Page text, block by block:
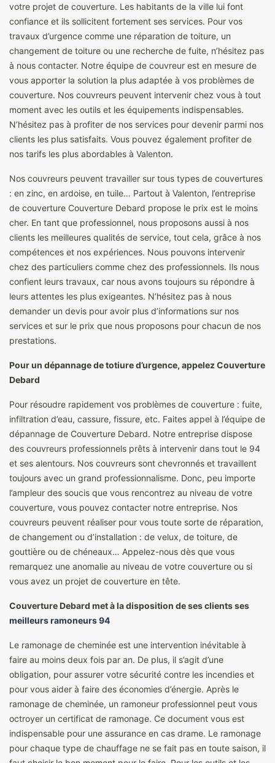
votre projet de couverture. Les habitants de la ville lui font
confiance et ils sollicitent fortement ses services. Pour vos
travaux d’urgence comme une réparation de toiture, un
changement de toiture ou une recherche de fuite, n’hésitez pas
à nous contacter. Notre équipe de couvreur est en mesure de
vous apporter la solution la plus adaptée à vos problèmes de
couverture. Nos couvreurs peuvent intervenir chez vous à tout
moment avec les outils et les équipements indispensables.
N’hésitez pas à profiter de nos services pour devenir parmi nos
clients les plus satisfaits. Vous pouvez également profiter de
nos tarifs les plus abordables à Valenton.
Nos couvreurs peuvent travailler sur tous types de couvertures
: en zinc, en ardoise, en tuile… Partout à Valenton, l’entreprise
de couverture Couverture Debard propose le prix est le moins
cher. En tant que professionnel, nous proposons aussi à nos
clients les meilleures qualités de service, tout cela, grâce à nos
compétences et nos expériences. Nous pouvons intervenir
chez des particuliers comme chez des professionnels. Ils nous
confient leurs travaux, car nous avons toujours su répondre à
leurs attentes les plus exigeantes. N’hésitez pas à nous
demander un devis pour avoir plus d’informations sur nos
services et sur le prix que nous proposons pour chacun de nos
prestations.
Pour un dépannage de totiure d’urgence, appelez Couverture
Debard
Pour résoudre rapidement vos problèmes de couverture : fuite,
infiltration d’eau, cassure, fissure, etc. Faites appel à l’équipe de
dépannage de Couverture Debard. Notre entreprise dispose
des couvreurs professionnels prêts à intervenir dans tout le 94
et ses alentours. Nos couvreurs sont chevronnés et travaillent
toujours avec un grand professionnalisme. Donc, peu importe
l’ampleur des soucis que vous rencontrez au niveau de votre
couverture, vous pouvez contacter notre entreprise. Nos
couvreurs peuvent réaliser pour vous toute sorte de réparation,
de changement ou d’installation : de velux, de toiture, de
gouttière ou de chéneaux… Appelez-nous dès que vous
remarquez une anomalie au niveau de votre couverture ou si
vous avez un projet de couverture en tête.
Couverture Debard met à la disposition de ses clients ses
meilleurs ramoneurs 94
Le ramonage de cheminée est une intervention inévitable à
faire au moins deux fois par an. De plus, il s’agit d’une
obligation, pour assurer votre sécurité contre les incendies et
pour vous aider à faire des économies d’énergie. Après le
ramonage de cheminée, un ramoneur professionnel peut vous
octroyer un certificat de ramonage. Ce document vous est
indispensable pour une assurance en cas drame. Le ramonage
pour chaque type de chauffage ne se fait pas en toute saison, il